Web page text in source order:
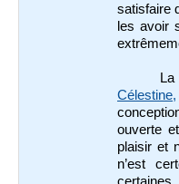
satisfaire
les avoir
Célestine,
ouverte
plaisir et
n’est